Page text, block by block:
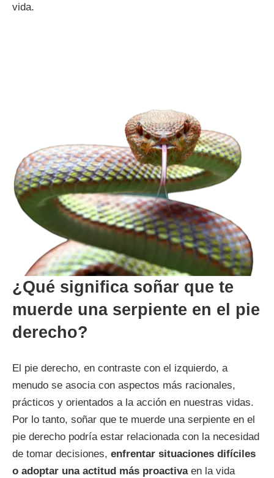
vida.
¿Qué significa soñar que te
muerde una serpiente en el pie
derecho?
El pie derecho, en contraste con el izquierdo, a
menudo se asocia con aspectos más racionales,
prácticos y orientados a la acción en nuestras vidas.
Por lo tanto, soñar que te muerde una serpiente en el
pie derecho podría estar relacionada con la necesidad
de tomar decisiones, enfrentar situaciones difíciles
o adoptar una actitud más proactivaen la vida